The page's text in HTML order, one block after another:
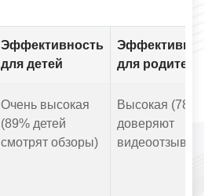
Эффективность
для детей
для родителей
Очень высокая
(89% детей
смотрят обзоры)
Высокая (78%
доверяют
видеоотзывам)